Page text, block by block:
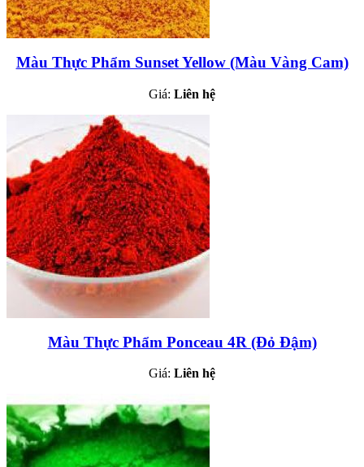
Màu Thực Phẩm Sunset Yellow (Màu Vàng Cam)
Giá: Liên hệ
Màu Thực Phẩm Ponceau 4R (Đỏ Đậm)
Giá: Liên hệ